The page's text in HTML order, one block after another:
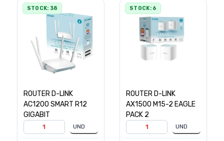
STOCK: 38
ROUTER D-LINK
AC1200 SMART R12
GIGABIT
STOCK: 6
ROUTER D-LINK
AX1500 M15-2 EAGLE
PACK 2